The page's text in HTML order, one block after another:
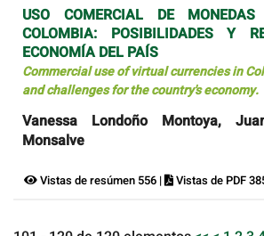
USO COMERCIAL DE
COLOMBIA: POSIBILIDADES Y
ECONOMÍA DEL PAÍS
Commercial use of virtual currencies in
and challenges for the country's economy.
Vanessa Londoño Montoya,
Monsalve
Vistas de resúmen 556 | Vistas de PDF